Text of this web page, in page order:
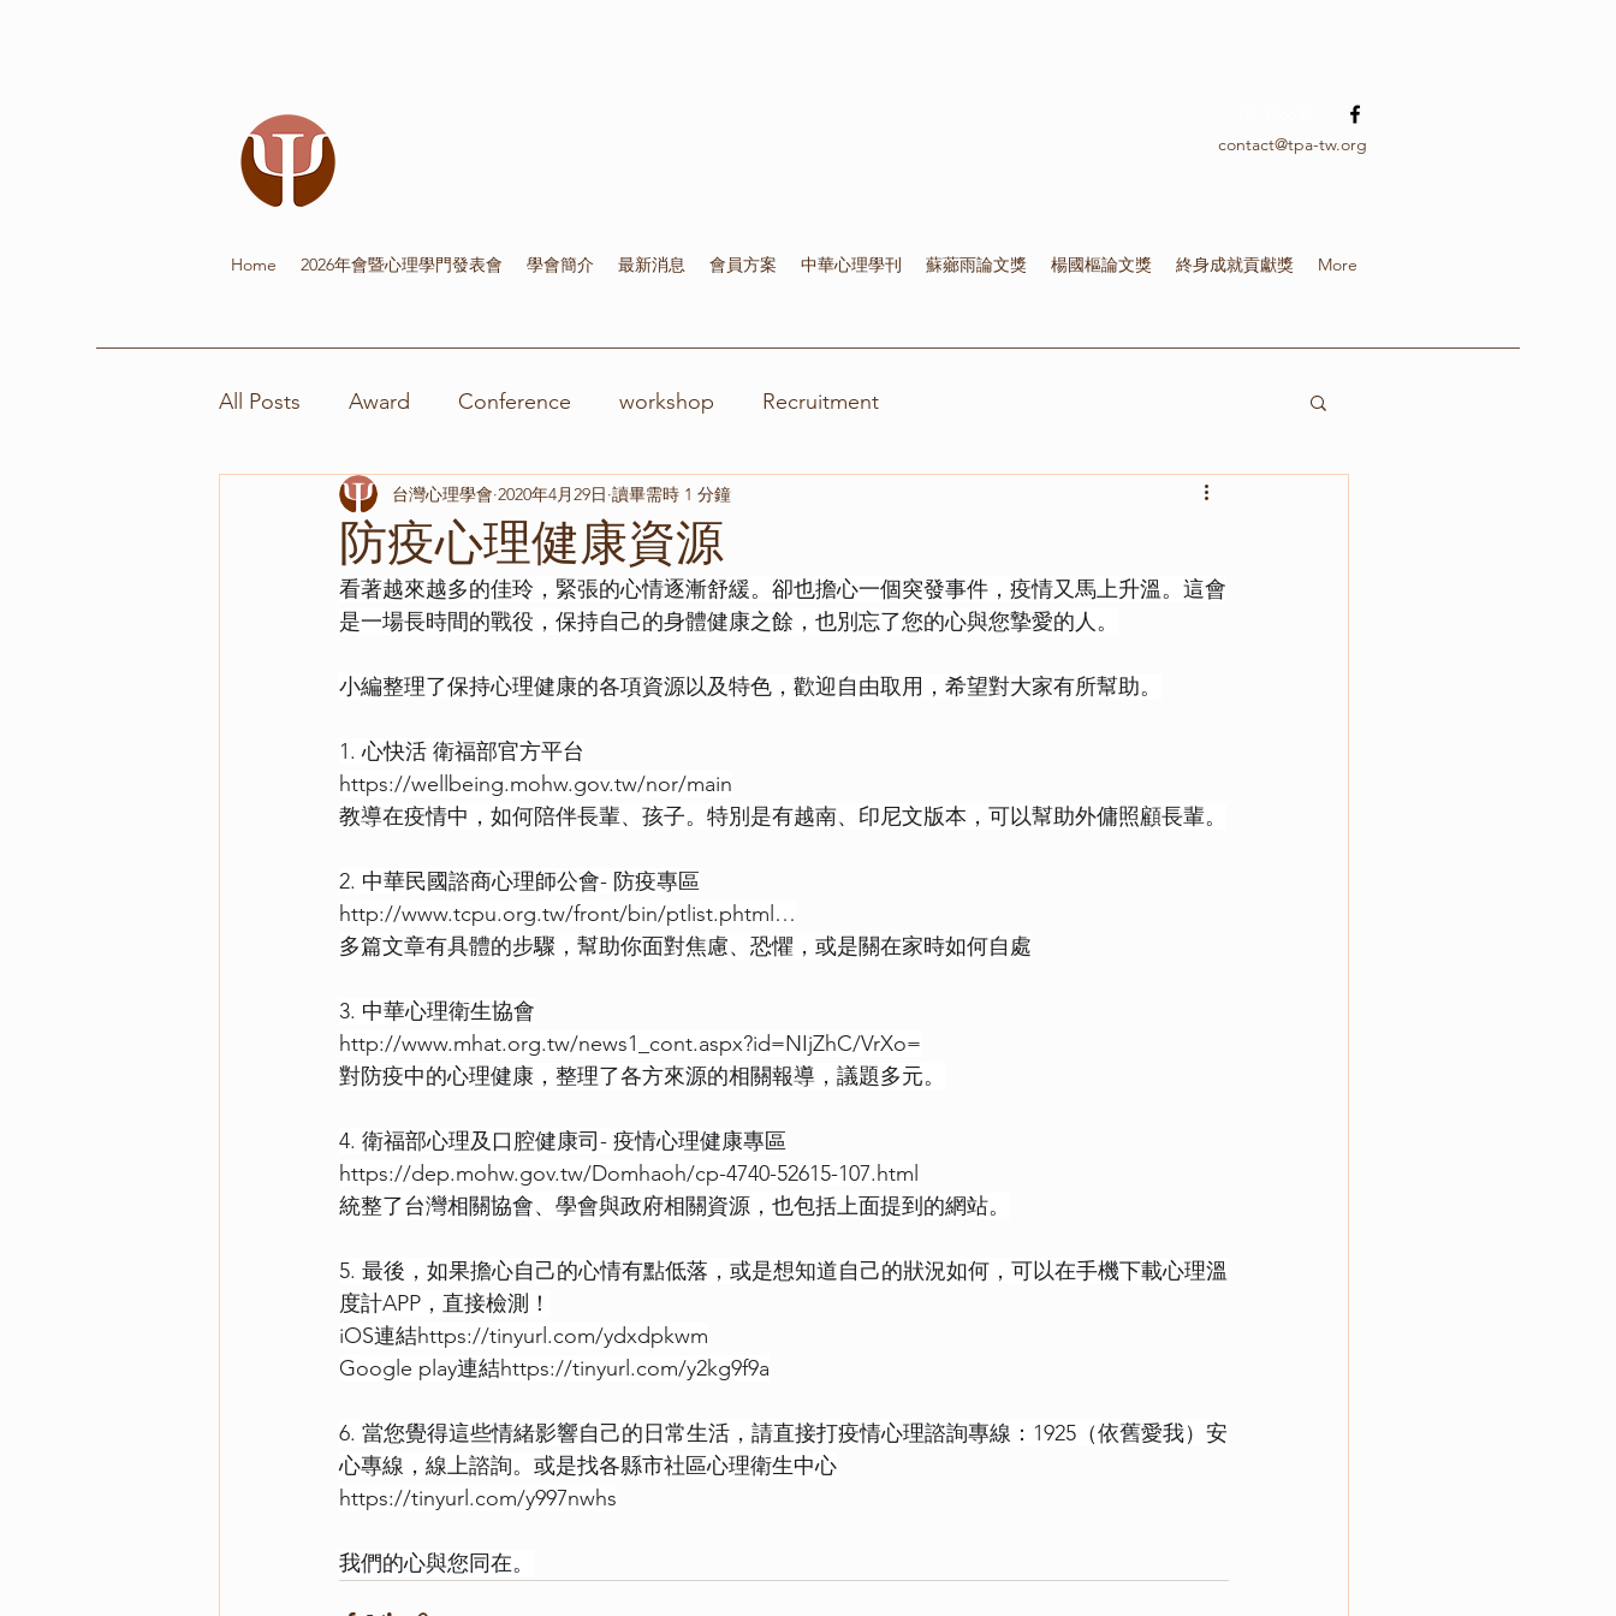
contact@tpa-tw.org
Home 2026年會暨心理學門發表會 學會簡介 最新消息 會員方案 中華心理學刊 蘇薌雨論文獎 楊國樞論文獎 終身成就貢獻獎 More
All Posts Award Conference workshop Recruitment
防疫心理健康資源
台灣心理學會 2020年4月29日 讀畢需時 1 分鐘
看著越來越多的佳玲，緊張的心情逐漸舒緩。卻也擔心一個突發事件，疫情又馬上升溫。這會
是一場長時間的戰役，保持自己的身體健康之餘，也別忘了您的心與您摯愛的人。
小編整理了保持心理健康的各項資源以及特色，歡迎自由取用，希望對大家有所幫助。
1. 心快活 衛福部官方平台
https://wellbeing.mohw.gov.tw/nor/main
教導在疫情中，如何陪伴長輩、孩子。特別是有越南、印尼文版本，可以幫助外傭照顧長輩。
2. 中華民國諮商心理師公會- 防疫專區
http://www.tcpu.org.tw/front/bin/ptlist.phtml…
多篇文章有具體的步驟，幫助你面對焦慮、恐懼，或是關在家時如何自處
3. 中華心理衛生協會
http://www.mhat.org.tw/news1_cont.aspx?id=NIjZhC/VrXo=
對防疫中的心理健康，整理了各方來源的相關報導，議題多元。
4. 衛福部心理及口腔健康司- 疫情心理健康專區
https://dep.mohw.gov.tw/Domhaoh/cp-4740-52615-107.html
統整了台灣相關協會、學會與政府相關資源，也包括上面提到的網站。
5. 最後，如果擔心自己的心情有點低落，或是想知道自己的狀況如何，可以在手機下載心理溫
度計APP，直接檢測！
iOS連結https://tinyurl.com/ydxdpkwm
Google play連結https://tinyurl.com/y2kg9f9a
6. 當您覺得這些情緒影響自己的日常生活，請直接打疫情心理諮詢專線：1925（依舊愛我）安
心專線，線上諮詢。或是找各縣市社區心理衛生中心
https://tinyurl.com/y997nwhs
我們的心與您同在。